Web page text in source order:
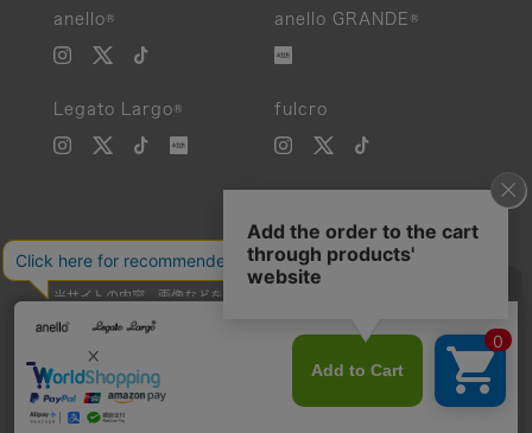
anello® anello GRANDE®
Legato Largo® fulcro
当サイトの内容、画像などを無断で複製、転載、第三者への譲渡などを
Unauthorized reproduction, duplication, or redistribution of any
images or content from this website is strictly prohibited.